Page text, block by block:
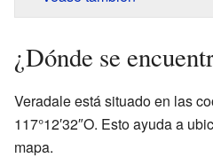
¿Dónde se
Veradale está situado en las
117°12′32″O. Esto ayuda a
mapa.